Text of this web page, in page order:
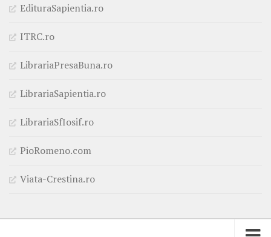
EdituraSapientia.ro
ITRC.ro
LibrariaPresaBuna.ro
LibrariaSapientia.ro
LibrariaSfIosif.ro
PioRomeno.com
Viata-Crestina.ro